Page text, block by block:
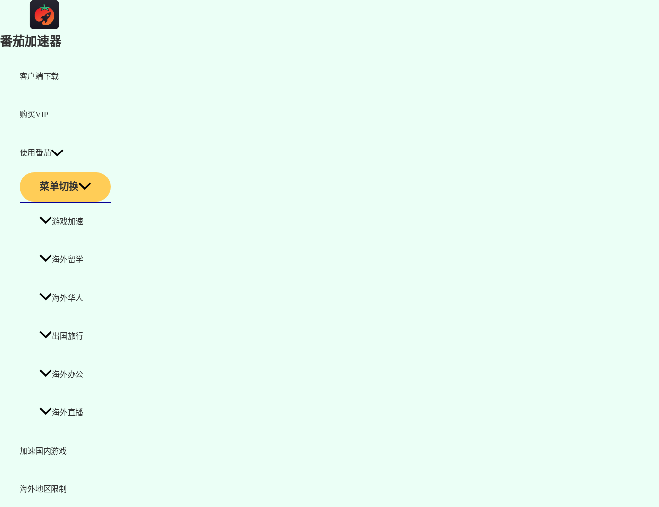
番茄加速器
客户端下载
购买VIP
使用番茄
菜单切换
游戏加速
海外留学
海外华人
出国旅行
海外办公
海外直播
加速国内游戏
海外地区限制